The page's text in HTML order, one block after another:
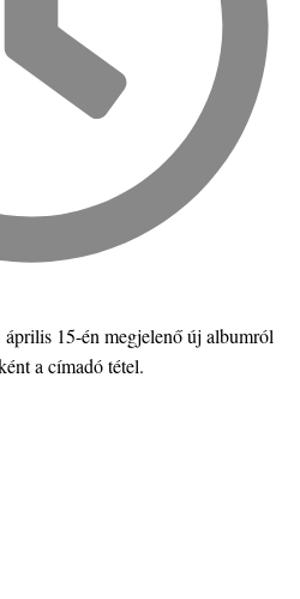
15-én megjelenő új albumról
a címadó tétel.